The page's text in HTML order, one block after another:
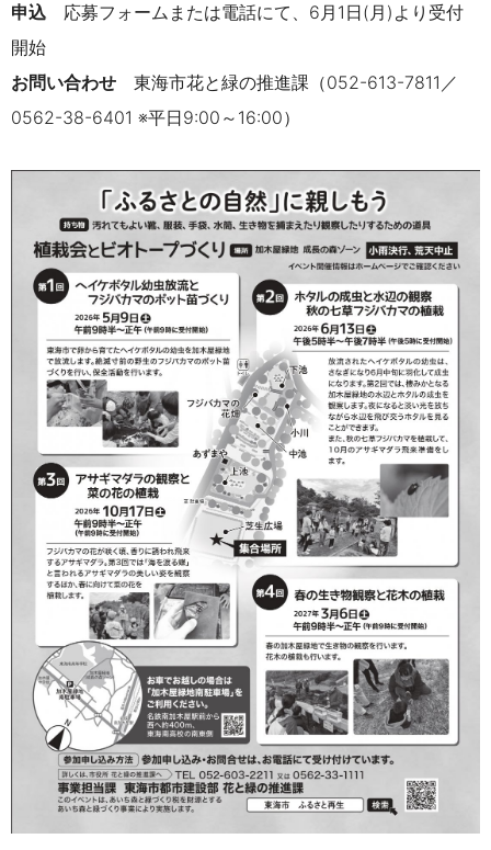
申込 応募フォームまたは電話にて、6月1日(月)より受付
開始
お問い合わせ 東海市花と緑の推進課（052-613-7811／
0562-38-6401 ※平日9:00～16:00）